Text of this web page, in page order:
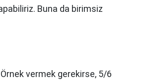
Buna da birimsiz
vermek gerekirse, 5/6